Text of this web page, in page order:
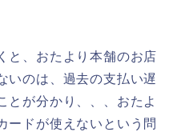
と、おたより本舗のお店
いのは、過去の支払い遅
とが分かり、、、おたよ
ードが使えないという問